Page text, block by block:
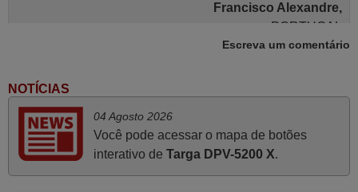
Francisco Alexandre,
PORTUGAL
Boa noite. Dando correspondência ao solicitado no corpo
do vosso email supra sobre a minha opinião, quero
deixar aqui o meu testemunho sobre a experiência que
tive com a vossa Empresa durante a minha encomenda
supra: Acolhimento da encomenda, informação ao
Escreva um comentário
NOTÍCIAS
04 Agosto 2026
Você pode acessar o mapa de botões
interativo de Targa DPV-5200 X.